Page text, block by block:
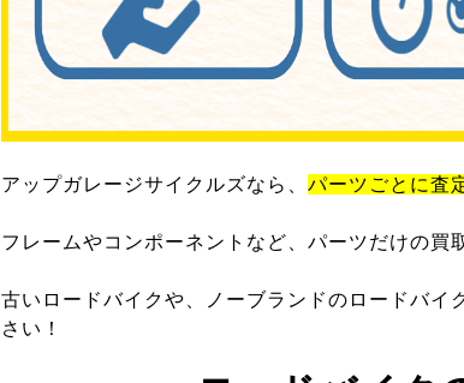
アップガレージサイクルズなら、 パーツごとに査
フレームやコンポーネントなど、パーツだけの買
古いロードバイクや、ノーブランドのロードバ
さい！